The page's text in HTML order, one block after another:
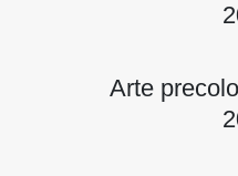
Arte